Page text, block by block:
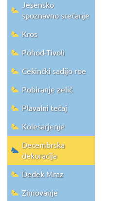
Jesensko
spoznavno srečanje
Kros
Pohod-Tivoli
Cekinčki sadijo roe
Pobiranje zelič
Plavalni tečaj
Kolesarjenje
Decembrska
dekoracija
Dedek Mraz
Zimovanje